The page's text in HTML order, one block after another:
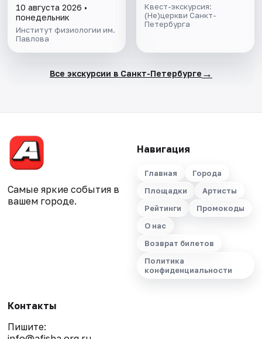
10 августа 2026 •
понедельник
Институт физиологии им.
Павлова
Квест-экскурсия:
(Не)церкви Санкт-
Петербурга
Все экскурсии в Санкт-Петербурге →
Самые яркие события в
вашем городе.
Навигация
Главная
Города
Площадки
Артисты
Рейтинги
Промокоды
О нас
Возврат билетов
Политика
конфиденциальности
Контакты
Пишите: